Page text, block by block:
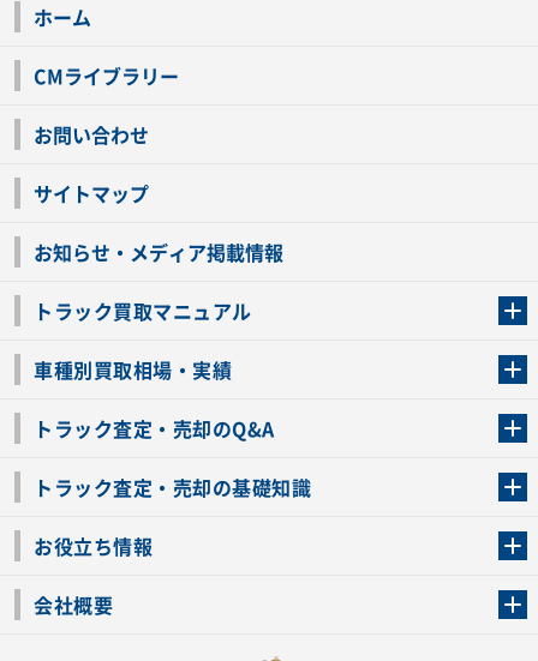
ホーム
CMライブラリー
お問い合わせ
サイトマップ
お知らせ・メディア掲載情報
トラック買取マニュアル
車種別買取相場・実績
トラック査定・売却のQ&A
トラック査定・売却の基礎知識
お役立ち情報
会社概要